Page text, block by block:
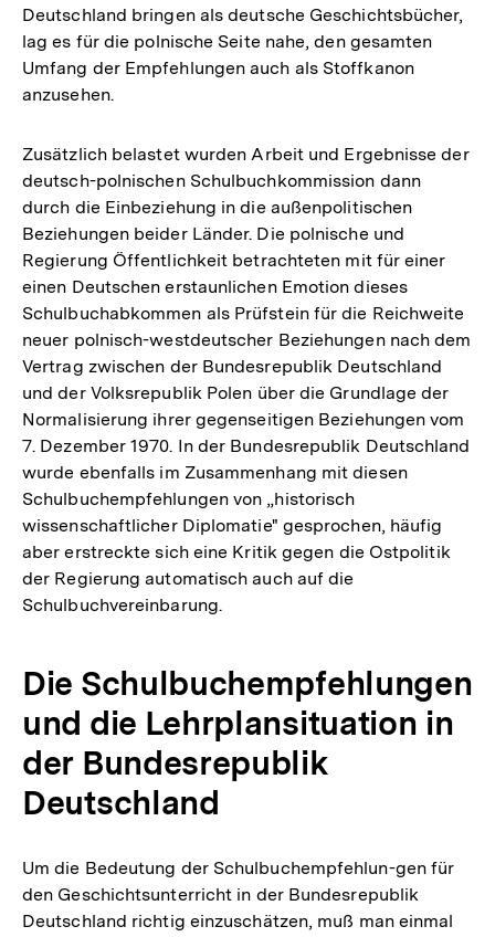
Deutschland bringen als deutsche Geschichtsbücher,
lag es für die polnische Seite nahe, den gesamten
Umfang der Empfehlungen auch als Stoffkanon
anzusehen.
Zusätzlich belastet wurden Arbeit und Ergebnisse der
deutsch-polnischen Schulbuchkommission dann
durch die Einbeziehung in die außenpolitischen
Beziehungen beider Länder. Die polnische und
Regierung Öffentlichkeit betrachteten mit für einer
einen Deutschen erstaunlichen Emotion dieses
Schulbuchabkommen als Prüfstein für die Reichweite
neuer polnisch-westdeutscher Beziehungen nach dem
Vertrag zwischen der Bundesrepublik Deutschland
und der Volksrepublik Polen über die Grundlage der
Normalisierung ihrer gegenseitigen Beziehungen vom
7. Dezember 1970. In der Bundesrepublik Deutschland
wurde ebenfalls im Zusammenhang mit diesen
Schulbuchempfehlungen von „historisch
wissenschaftlicher Diplomatie" gesprochen, häufig
aber erstreckte sich eine Kritik gegen die Ostpolitik
der Regierung automatisch auch auf die
Schulbuchvereinbarung.
Die Schulbuchempfehlungen
und die Lehrplansituation in
der Bundesrepublik
Deutschland
Um die Bedeutung der Schulbuchempfehlun-gen für
den Geschichtsunterricht in der Bundesrepublik
Deutschland richtig einzuschätzen, muß man einmal